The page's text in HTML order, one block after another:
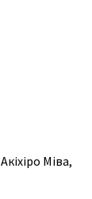
Акіхіро Міва,